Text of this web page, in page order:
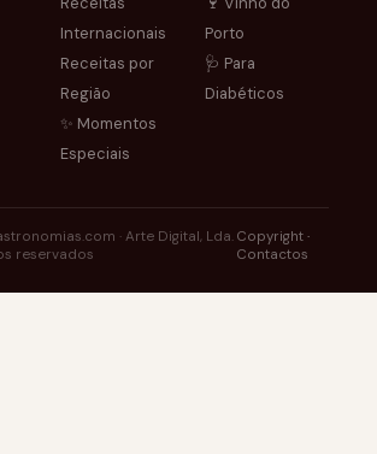
Internacionais
Receitas por
Região
✨ Momentos
Especiais
Porto
🩺 Para
Diabéticos
· Arte Digital, Lda.
reservados
Copyright·
Contactos